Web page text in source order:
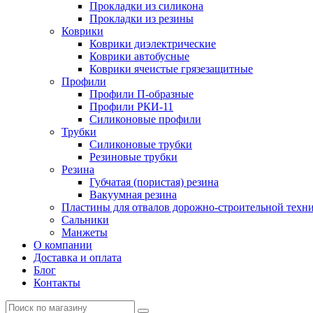
Прокладки из силикона
Прокладки из резины
Коврики
Коврики диэлектрические
Коврики автобусные
Коврики ячеистые грязезащитные
Профили
Профили П-образные
Профили РКИ-11
Силиконовые профили
Трубки
Силиконовые трубки
Резиновые трубки
Резина
Губчатая (пористая) резина
Вакуумная резина
Пластины для отвалов дорожно-строительной
Сальники
Манжеты
О компании
Доставка и оплата
Блог
Контакты